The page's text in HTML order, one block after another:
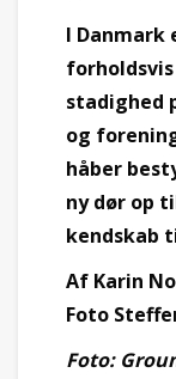
I
stadighed
og
håber
ny dør op
kendskab
Af Karin
Foto
Foto: